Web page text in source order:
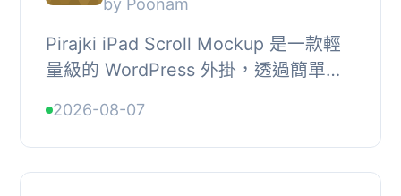
by Poonam
Pirajki iPad Scroll Mockup 是一款輕
量級的 WordPress 外掛，透過簡單的
架中展示網站、應用程式或產品的截
圖，並提...
2026-08-07